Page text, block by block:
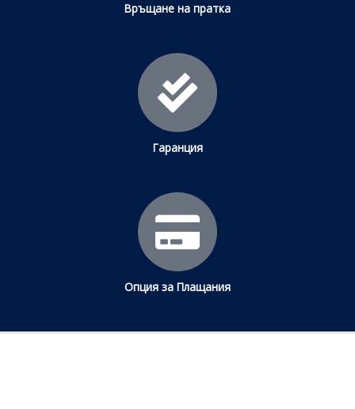
Връщане на пратка
Гаранция
Опция за Плащания